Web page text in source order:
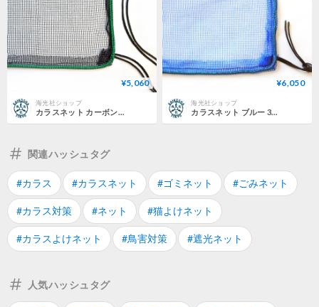
¥5,060
海光社ショップ
¥6,050
海光社ショップ
関連ハッシュタグ
#カラス #カラスネット #ゴミネット #ごみネット
#カラス対策 #ネット #猫よけネット
#カラスよけネット #鳥害対策 #遮光ネット
人気ハッシュタグ